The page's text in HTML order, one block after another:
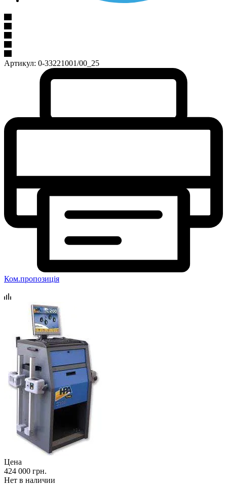
Артикул: 0-33221001/00_25
Ком.пропозиція
Цена
424 000 грн.
Нет в наличии